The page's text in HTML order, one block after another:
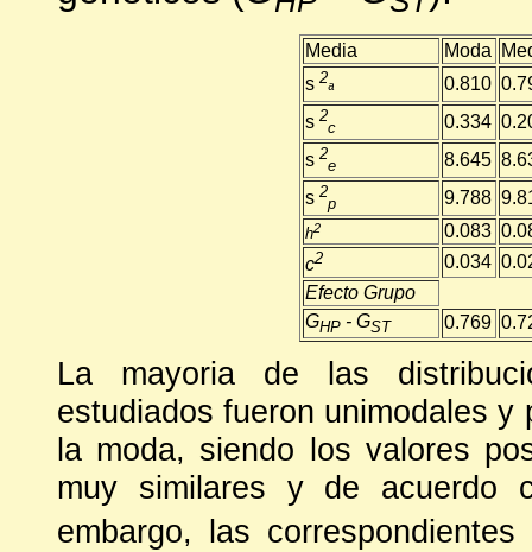
Media Moda
s 2
ª 0.810
s 2
c 0.334
s 2
e 8.645
s 2
p 9.788
h2 0.083
c2 0.034
Efecto Grupo
GHP - GST 0.769
La mayoria de las
estudiados fueron unimodales
la moda, siendo los valores
muy similares y de acuerdo
embargo, las